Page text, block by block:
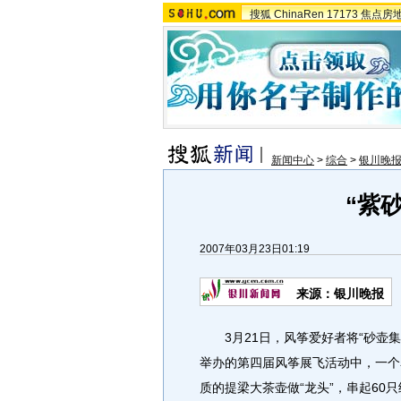
搜狐 ChinaRen 17173 焦点房
新闻中心 > 综合 > 银川晚报
“紫
2007年03月23日01:19
来源：银川晚报
3月21日，风筝爱好者将“砂壶集
举办的第四届风筝展飞活动中，一
质的提梁大茶壶做“龙头”，串起60